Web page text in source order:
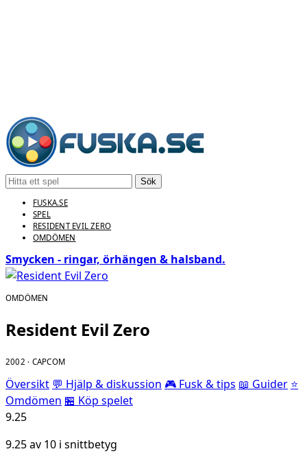
Sök
FUSKA.SE
SPEL
RESIDENT EVIL ZERO
OMDÖMEN
Smycken - ringar, örhängen & halsband.
OMDÖMEN
Resident Evil Zero
2002 · CAPCOM
Översikt 💬 Hjälp & diskussion 🎮 Fusk & tips 📖 Guider ⭐
Omdömen 🏪 Köp spelet
9.25
9.25 av 10 i snittbetyg